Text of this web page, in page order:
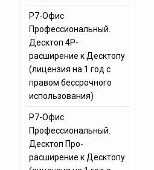
Р7-Офис
Профессиональный.
Десктоп 4Р-
расширение к Десктопу
(лицензия на 1 год с
правом бессрочного
использования)
Р7-Офис
Профессиональный.
Десктоп Про-
расширение к Десктопу